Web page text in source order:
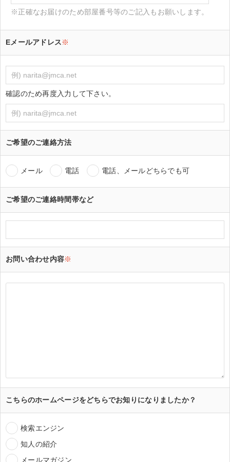
※正確なお届けのため部屋番号等のご記入もお願いします。
Eメールアドレス※
確認のため再度入力して下さい。
ご希望のご連絡方法
メール 電話 電話、メールどちらでも可
ご希望のご連絡時間帯など
お問い合わせ内容※
こちらのホームページをどちらでお知りになりましたか？
検索エンジン
知人の紹介
メールマガジン